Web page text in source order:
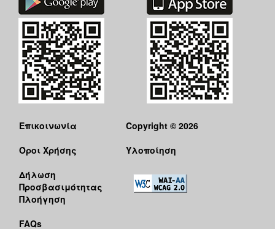
Επικοινωνία
Όροι Χρήσης
Δήλωση
Προσβασιμότητας
Πλοήγηση
FAQs
Copyright © 2026
Υλοποίηση